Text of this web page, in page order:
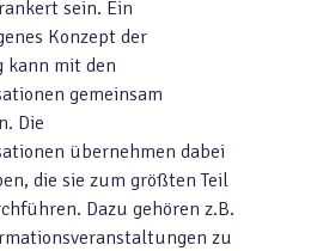
sein. Ein
Konzept der
mit den
gemeinsam
Die
übernehmen dabei
die sie zum größten Teil
Dazu gehören z.B.
zu